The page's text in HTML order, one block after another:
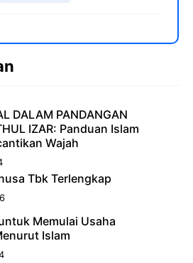
DALAM PANDANGAN
IZAR: Panduan Islam
Wajah
Tbk Terlengkap
Memulai Usaha
Islam